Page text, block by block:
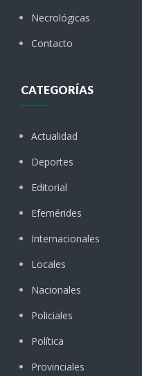
Necrológicas
Contacto
CATEGORÍAS
Actualidad
Deportes
Editorial
Efemérides
Internacionales
Locales
Nacionales
Policiales
Política
Provinciales